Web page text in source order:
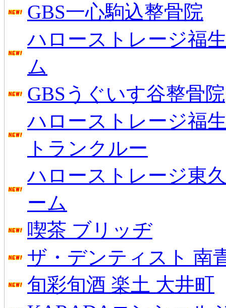
GBS一心駒込整骨院
ハローストレージ福
ム
GBSうぐいす谷整骨院
ハローストレージ福
トランクルー
ハローストレージ東
ーム
喫茶 ブリッヂ
ザ・デンティスト 南
旬彩旬酒 楽土 大井町